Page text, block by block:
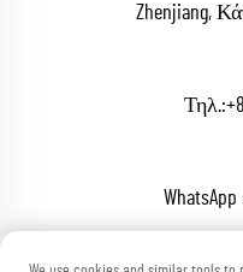
Zhenjiang,
Τηλ.:
WhatsApp